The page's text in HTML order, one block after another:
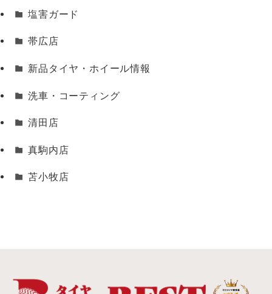
塩害ガード
帯広店
新品タイヤ・ホイール情報
洗車・コーティング
清田店
真駒内店
苫小牧店